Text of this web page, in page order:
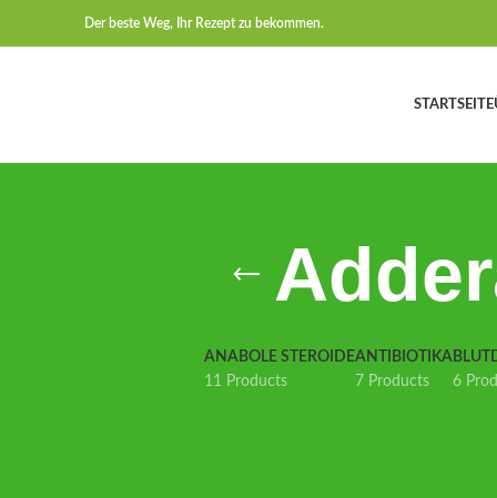
Der beste Weg, Ihr Rezept zu bekommen.
STARTSEITE
ANABOLE STEROIDE
11 Products
ANTIBIOTIKA
7 Products
6